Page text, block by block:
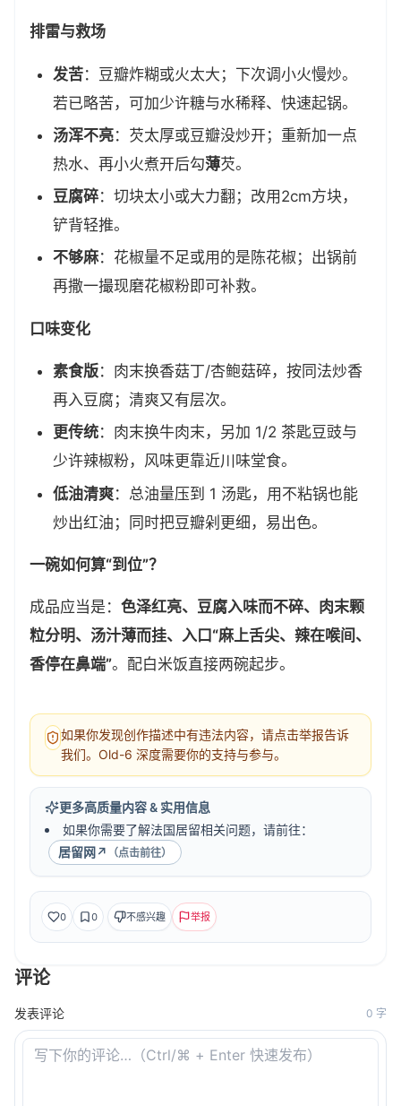
排雷与救场
发苦：豆瓣炸糊或火太大；下次调小火慢炒。
若已略苦，可加少许糖与水稀释、快速起锅。
汤浑不亮：芡太厚或豆瓣没炒开；重新加一点
热水、再小火煮开后勾薄芡。
豆腐碎：切块太小或大力翻；改用2cm方块，
铲背轻推。
不够麻：花椒量不足或用的是陈花椒；出锅前
再撒一撮现磨花椒粉即可补救。
口味变化
素食版：肉末换香菇丁/杏鲍菇碎，按同法炒香
再入豆腐；清爽又有层次。
更传统：肉末换牛肉末，另加 1/2 茶匙豆豉与
少许辣椒粉，风味更靠近川味堂食。
低油清爽：总油量压到 1 汤匙，用不粘锅也能
炒出红油；同时把豆瓣剁更细，易出色。
一碗如何算“到位”？
成品应当是： 色泽红亮、豆腐入味而不碎、肉末颗
粒分明、汤汁薄而挂、入口“麻上舌尖、辣在喉间、
香停在鼻端”。配白米饭直接两碗起步。
如果你发现创作描述中有违法内容，请点击举报告诉
我们。Old-6 深度需要你的支持与参与。
更多高质量内容 & 实用信息
如果你需要了解法国居留相关问题，请前往：
居留网↗ （点击前往）
0 0 不感兴趣 举报
评论
发表评论 0 字